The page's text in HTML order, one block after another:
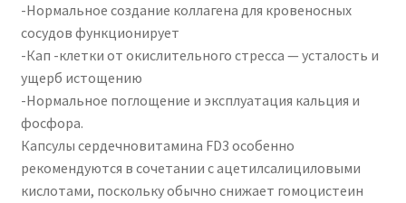
-Нормальное создание коллагена для кровеносных
сосудов функционирует
-Кап -клетки от окислительного стресса — усталость и
ущерб истощению
-Нормальное поглощение и эксплуатация кальция и
фосфора.
Капсулы сердечновитамина FD3 особенно
рекомендуются в сочетании с ацетилсалициловыми
кислотами, поскольку обычно снижает гомоцистеин